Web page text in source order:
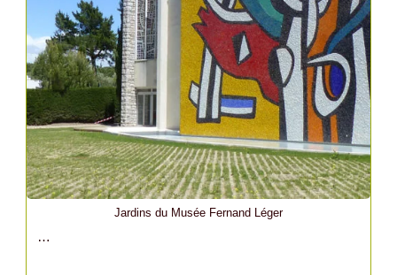
Jardins du Musée Fernand Léger
…